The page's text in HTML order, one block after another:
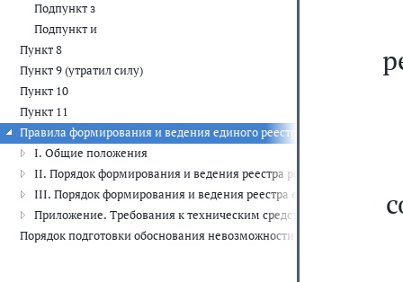
Подпункт з
Подпункт и
Пункт 8
Пункт 9 (утратил силу)
Пункт 10
Пункт 11
Правила формирования и ведения единого реестра российских
I. Общие положения
II. Порядок формирования и ведения реестра российского
III. Порядок формирования и ведения реестра евразийского
Приложение. Требования к техническим средствам в составе
Порядок подготовки обоснования невозможности соблюдения